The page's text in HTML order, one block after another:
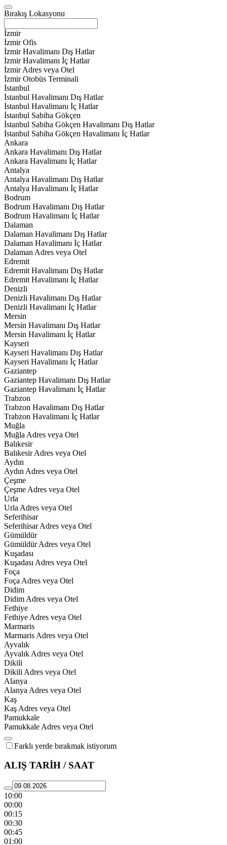
Bırakış Lokasyonu
İzmir
İzmir Ofis
İzmir Havalimanı Dış Hatlar
İzmir Havalimanı İç Hatlar
İzmir Adres veya Otel
İzmir Otobüs Terminali
İstanbul
İstanbul Havalimanı Dış Hatlar
İstanbul Havalimanı İç Hatlar
İstanbul Sabiha Gökçen
İstanbul Sabiha Gökçen Havalimanı Dış Hatlar
İstanbul Sabiha Gökçen Havalimanı İç Hatlar
Ankara
Ankara Havalimanı Dış Hatlar
Ankara Havalimanı İç Hatlar
Antalya
Antalya Havalimanı Dış Hatlar
Antalya Havalimanı İç Hatlar
Bodrum
Bodrum Havalimanı Dış Hatlar
Bodrum Havalimanı İç Hatlar
Dalaman
Dalaman Havalimanı Dış Hatlar
Dalaman Havalimanı İç Hatlar
Dalaman Adres veya Otel
Edremit
Edremit Havalimanı Dış Hatlar
Edremit Havalimanı İç Hatlar
Denizli
Denizli Havalimanı Dış Hatlar
Denizli Havalimanı İç Hatlar
Mersin
Mersin Havalimanı Dış Hatlar
Mersin Havalimanı İç Hatlar
Kayseri
Kayseri Havalimanı Dış Hatlar
Kayseri Havalimanı İç Hatlar
Gaziantep
Gaziantep Havalimanı Dış Hatlar
Gaziantep Havalimanı İç Hatlar
Trabzon
Trabzon Havalimanı Dış Hatlar
Trabzon Havalimanı İç Hatlar
Muğla
Muğla Adres veya Otel
Balıkesir
Balıkesir Adres veya Otel
Aydın
Aydın Adres veya Otel
Çeşme
Çeşme Adres veya Otel
Urla
Urla Adres veya Otel
Seferihisar
Seferihisar Adres veya Otel
Gümüldür
Gümüldür Adres veya Otel
Kuşadası
Kuşadası Adres veya Otel
Foça
Foça Adres veya Otel
Didim
Didim Adres veya Otel
Fethiye
Fethiye Adres veya Otel
Marmaris
Marmaris Adres veya Otel
Ayvalık
Ayvalık Adres veya Otel
Dikili
Dikili Adres veya Otel
Alanya
Alanya Adres veya Otel
Kaş
Kaş Adres veya Otel
Pamukkale
Pamukkale Adres veya Otel
Farklı yerde bırakmak istiyorum
ALIŞ TARİH / SAAT
10:00
00:00
00:15
00:30
00:45
01:00